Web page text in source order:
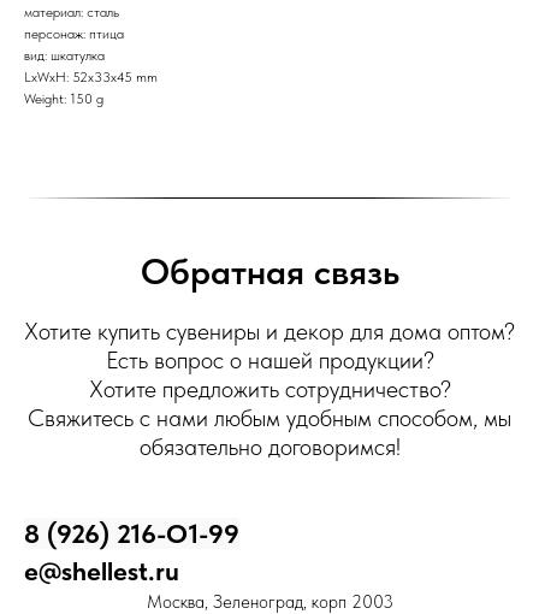
материал: сталь
персонаж: птица
вид: шкатулка
LxWxH: 52x33x45 mm
Weight: 150 g
Обратная связь
Хотите купить сувениры и декор для дома оптом?
Есть вопрос о нашей продукции?
Хотите предложить сотрудничество?
Свяжитесь с нами любым удобным способом, мы
обязательно договоримся!
8 (926) 216-О1-99
e@shellest.ru
Москва, Зеленоград, корп 2003